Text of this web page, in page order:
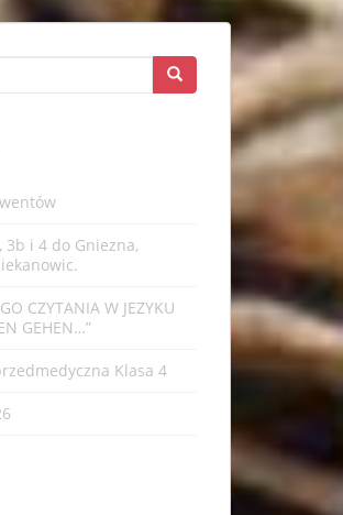
3b i 4 do Gniezna,
CZYTANIA W JEZYKU
GEHEN…”
Klasa 4